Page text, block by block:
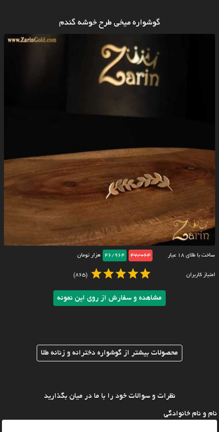
گوشواره میخی طرح خوشه گندم
ساخت با طلای ۱۸ عیار 47/064
46/964 هزار تومان
امتیاز کاربران (865)
مشاهده و سفارش از روی این نمونه
محصولات بیشتر از گوشواره دخترانه و زنانه طلا
نظرات و سوالات خود را با ما در میان بگذارید
نام و نام خانوادگی